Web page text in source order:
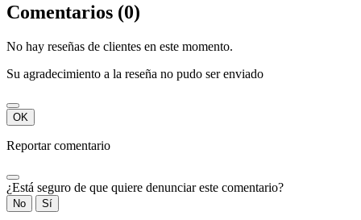
Comentarios (0)
No hay reseñas de clientes en este momento.
Su agradecimiento a la reseña no pudo ser enviado
OK
Reportar comentario
¿Está seguro de que quiere denunciar este comentario?
No Sí